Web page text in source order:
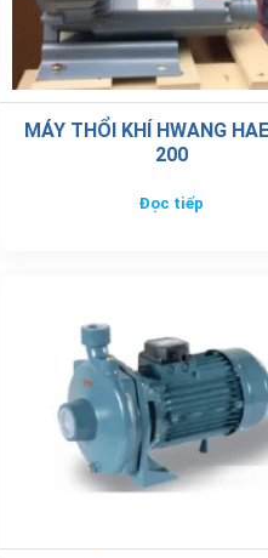
MÁY THỔI KHÍ HWANG
200
Đọc tiếp